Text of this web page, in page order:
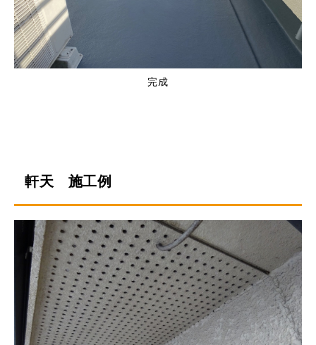
完成
軒天 施工例